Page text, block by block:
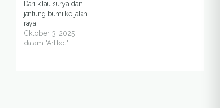
Dari kilau surya dan
jantung bumi ke jalan
raya
Oktober 3, 2025
dalam "Artikel"